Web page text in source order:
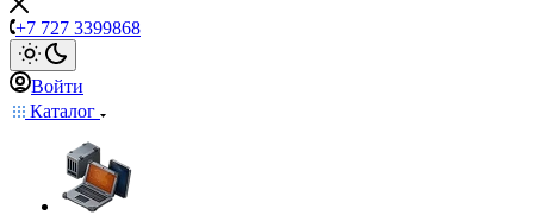
+7 727 3399868
Войти
Каталог